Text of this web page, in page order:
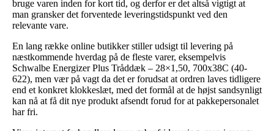
bruge varen inden for kort tid, og derfor er det altså vigtigt at
man gransker det forventede leveringstidspunkt ved den
relevante vare.
En lang række online butikker stiller udsigt til levering på
næstkommende hverdag på de fleste varer, eksempelvis
Schwalbe Energizer Plus Tråddæk – 28×1,50, 700x38C (40-
622), men vær på vagt da det er forudsat at ordren laves tidligere
end et konkret klokkeslæt, med det formål at de højst sandsynligt
kan nå at få dit nye produkt afsendt forud for at pakkepersonalet
har fri.